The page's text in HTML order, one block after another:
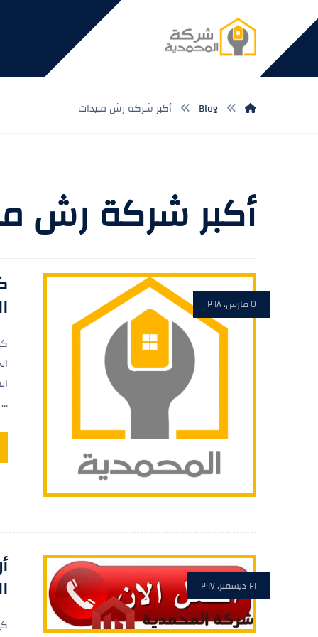
Blog أكبر شركة رش مبيدات
أكبر شركة رش
٥ مارس، ٢٠١٨
...
٢١ ديسمبر، ٢٠١٧